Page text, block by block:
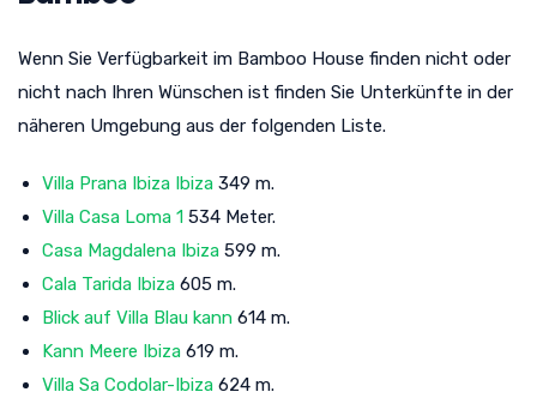
Wenn Sie Verfügbarkeit im Bamboo House finden nicht oder
nicht nach Ihren Wünschen ist finden Sie Unterkünfte in der
näheren Umgebung aus der folgenden Liste.
Villa Prana Ibiza Ibiza 349 m.
Villa Casa Loma 1 534 Meter.
Casa Magdalena Ibiza 599 m.
Cala Tarida Ibiza 605 m.
Blick auf Villa Blau kann 614 m.
Kann Meere Ibiza 619 m.
Villa Sa Codolar-Ibiza 624 m.